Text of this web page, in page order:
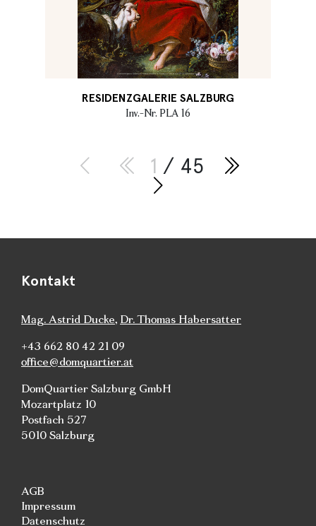
RESIDENZGALERIE SALZBURG
Inv.-Nr. PLA 16
1 / 45
Kontakt
Mag. Astrid Ducke, Dr. Thomas Habersatter
+43 662 80 42 21 09
office@domquartier.at
DomQuartier Salzburg GmbH
Mozartplatz 10
Postfach 527
5010 Salzburg
AGB
Impressum
Datenschutz